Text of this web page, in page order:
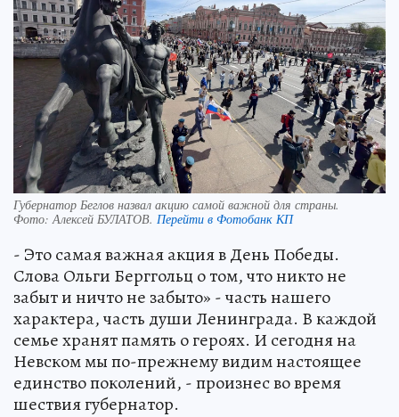
Губернатор Беглов назвал акцию самой важной для страны.
Фото:Алексей БУЛАТОВ. Перейти в Фотобанк КП
- Это самая важная акция в День Победы.
Слова Ольги Берггольц о том, что никто не
забыт и ничто не забыто» - часть нашего
характера, часть души Ленинграда. В каждой
семье хранят память о героях. И сегодня на
Невском мы по-прежнему видим настоящее
единство поколений, - произнес во время
шествия губернатор.